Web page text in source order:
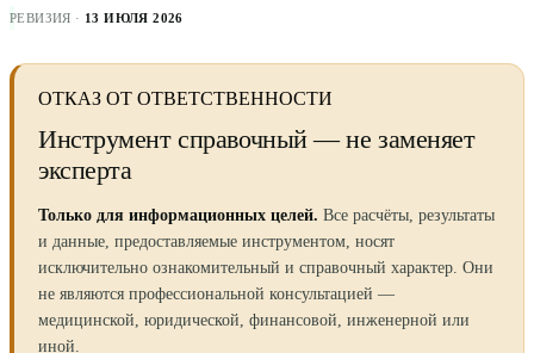
РЕВИЗИЯ · 13 ИЮЛЯ 2026
ОТКАЗ ОТ ОТВЕТСТВЕННОСТИ
Инструмент справочный — не заменяет
эксперта
Только для информационных целей. Все расчёты, результаты
и данные, предоставляемые инструментом, носят
исключительно ознакомительный и справочный характер. Они
не являются профессиональной консультацией —
медицинской, юридической, финансовой, инженерной или
иной.